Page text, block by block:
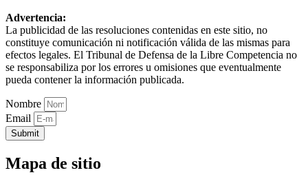
Advertencia:
La publicidad de las resoluciones contenidas en este sitio, no
constituye comunicación ni notificación válida de las mismas para
efectos legales. El Tribunal de Defensa de la Libre Competencia no
se responsabiliza por los errores u omisiones que eventualmente
pueda contener la información publicada.
Nombre
Email
Submit
Mapa de sitio